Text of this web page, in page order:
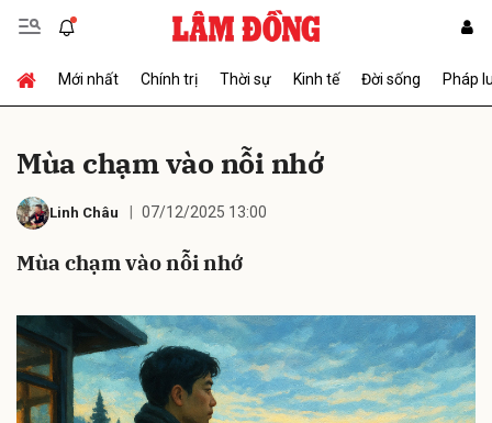
Mới nhất Chính trị Thời sự Kinh tế Đời sống Pháp
Mùa chạm vào nỗi nhớ
Linh Châu 07/12/2025 13:00
Mùa chạm vào nỗi nhớ
Gửi bình luận
Hủy Gửi